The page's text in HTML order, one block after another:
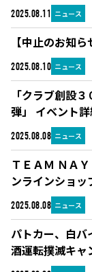
2025.08.11 ニュース
2025.08.10 ニュース
【中止のお知
2025.08.08 ニュース
「クラブ創設
弾」 イベント
2025.08.08 ニュース
ＴＥＡＭ ＮＡ
ンラインショ
パトカー、白
酒運転撲滅キャ